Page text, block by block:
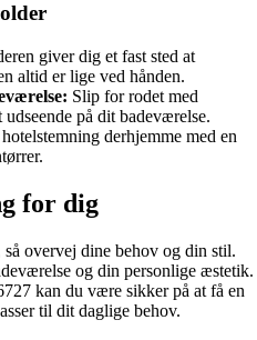
giver dig et fast sted at
altid er lige ved hånden.
Slip for rodet med
på dit badeværelse.
derhjemme med en
for dig
overvej dine behov og din stil.
og din personlige æstetik.
kan du være sikker på at få en
til dit daglige behov.